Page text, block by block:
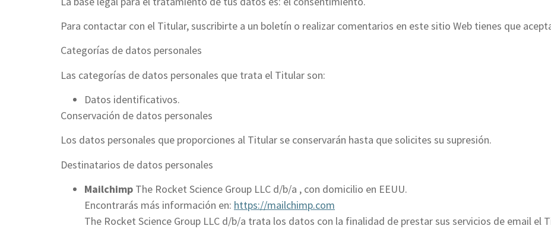
Para contactar con el Titular, suscribirte a un boletín o realizar comentarios en este sitio Web tienes que
Categorías de datos personales
Las categorías de datos personales que trata el Titular son:
Datos identificativos.
Conservación de datos personales
Los datos personales que proporciones al Titular se conservarán hasta que solicites su supresión.
Destinatarios de datos personales
Mailchimp The Rocket Science Group LLC d/b/a , con domicilio en EEUU.
Encontrarás más información en: https://mailchimp.com
The Rocket Science Group LLC d/b/a trata los datos con la finalidad de prestar sus servicios de email el